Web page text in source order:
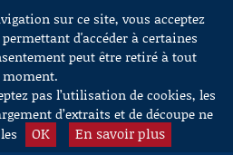
sur ce site, vous acceptez
d'accéder à certaines
peut être retiré à tout
moment.
pas l’utilisation de cookies, les
d’extraits et de découpe ne
OK En savoir plus